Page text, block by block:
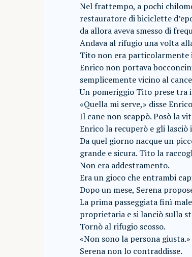
Nel frattempo, a pochi
restauratore di biciclette
da allora aveva smesso di
Andava al rifugio una volta
Tito non era particolarmente
Enrico non portava
semplicemente vicino al
Un pomeriggio Tito prese tra
«Quella mi serve,» disse
Il cane non scappò. Posò la
Enrico la recuperò e gli lasciò
Da quel giorno nacque un
grande e sicura. Tito la
Non era addestramento.
Era un gioco che entrambi
Dopo un mese, Serena
La prima passeggiata finì
proprietaria e si lanciò sulla
Tornò al rifugio scosso.
«Non sono la persona giusta.»
Serena non lo contraddisse.